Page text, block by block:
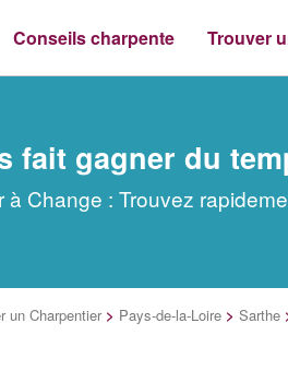
Conseils charpente Trouver
fait gagner du
à Change : Trouvez
un Charpentier > Pays-de-la-Loire > Sarthe